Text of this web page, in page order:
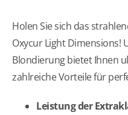
Holen Sie sich das
Oxycur Light Dimensions!
Blondierung bietet Ihnen
zahlreiche Vorteile für
Leistung der